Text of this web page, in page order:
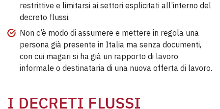
restrittive e limitarsi ai settori esplicitati all’interno del
decreto flussi.
Non c’è modo di assumere e mettere in regola una
persona già presente in Italia ma senza documenti,
con cui magari si ha già un rapporto di lavoro
informale o destinataria di una nuova offerta di lavoro.
I DECRETI FLUSSI